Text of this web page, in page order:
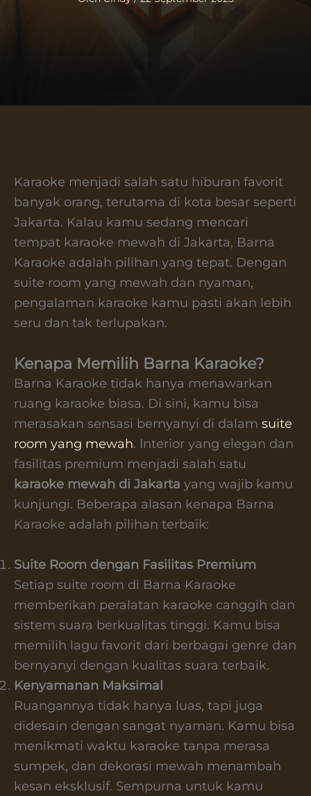
Karaoke menjadi salah satu hiburan favorit
banyak orang, terutama di kota besar seperti
Jakarta. Kalau kamu sedang mencari
tempat karaoke mewah di Jakarta, Barna
Karaoke adalah pilihan yang tepat. Dengan
suite room yang mewah dan nyaman,
pengalaman karaoke kamu pasti akan lebih
seru dan tak terlupakan.
Kenapa Memilih Barna Karaoke?
Barna Karaoke tidak hanya menawarkan
ruang karaoke biasa. Di sini, kamu bisa
merasakan sensasi bernyanyi di dalam suite
room yang mewah. Interior yang elegan dan
fasilitas premium menjadi salah satu
karaoke mewah di Jakarta yang wajib kamu
kunjungi. Beberapa alasan kenapa Barna
Karaoke adalah pilihan terbaik:
Suite Room dengan Fasilitas Premium
Setiap suite room di Barna Karaoke
memberikan peralatan karaoke canggih dan
sistem suara berkualitas tinggi. Kamu bisa
memilih lagu favorit dari berbagai genre dan
bernyanyi dengan kualitas suara terbaik.
Kenyamanan Maksimal
Ruangannya tidak hanya luas, tapi juga
didesain dengan sangat nyaman. Kamu bisa
menikmati waktu karaoke tanpa merasa
sumpek, dan dekorasi mewah menambah
kesan eksklusif. Sempurna untuk kamu